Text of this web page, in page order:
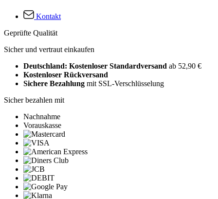
Kontakt
Geprüfte Qualität
Sicher und vertraut einkaufen
Deutschland: Kostenloser Standardversand ab 52,90 €
Kostenloser Rückversand
Sichere Bezahlung mit SSL-Verschlüsselung
Sicher bezahlen mit
Nachnahme
Vorauskasse